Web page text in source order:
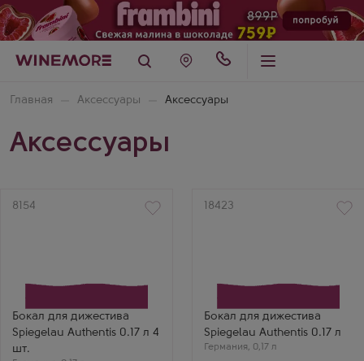
Главная Аксессуары Аксессуары
Аксессуары
Артикул
8154
Бокал для дижестива
Spiegelau Authentis 0.17 л 4
шт.
Артикул
18423
Бокал для дижестива
Spiegelau Authentis 0.17 л
Германия, 0,17 л